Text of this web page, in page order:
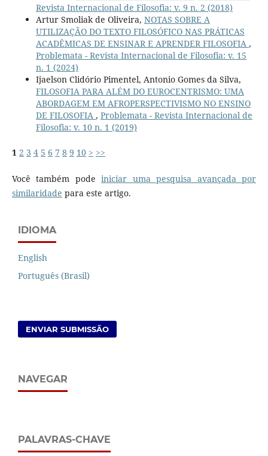
Revista Internacional de Filosofia: v. 9 n. 2 (2018)
Artur Smoliak de Oliveira, NOTAS SOBRE A
UTILIZAÇÃO DO TEXTO FILOSÓFICO NAS PRÁTICAS
ACADÊMICAS DE ENSINAR E APRENDER FILOSOFIA ,
Problemata - Revista Internacional de Filosofia: v. 15
n. 1 (2024)
Ijaelson Clidório Pimentel, Antonio Gomes da Silva,
FILOSOFIA PARA ALÉM DO EUROCENTRISMO: UMA
ABORDAGEM EM AFROPERSPECTIVISMO NO ENSINO
DE FILOSOFIA , Problemata - Revista Internacional de
Filosofia: v. 10 n. 1 (2019)
1 2 3 4 5 6 7 8 9 10 > >>
Você também podeiniciar uma pesquisa avançada por
similaridade para este artigo.
IDIOMA
English
Português (Brasil)
ENVIAR SUBMISSÃO
NAVEGAR
PALAVRAS-CHAVE